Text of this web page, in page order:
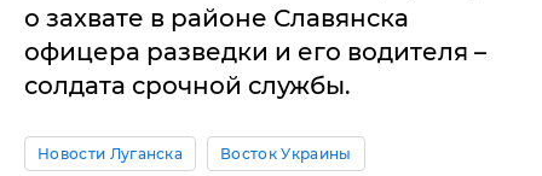
о захвате в районе Славянска
офицера разведки и его водителя –
солдата срочной службы.
Новости Луганска Восток Украины